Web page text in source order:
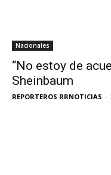
Nacionales
“No estoy de
Sheinbaum
REPORTEROS RRNOTICIAS -